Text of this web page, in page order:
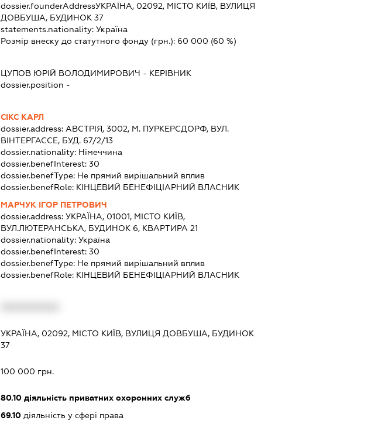
dossier.founderAddressУКРАЇНА, 02092, МІСТО КИЇВ, ВУЛИЦЯ
ДОВБУША, БУДИНОК 37
statements.nationality: Україна
Розмір внеску до статутного фонду (грн.): 60 000 (60 %)
ЦУПОВ ЮРІЙ ВОЛОДИМИРОВИЧ - КЕРІВНИК
dossier.position -
СІКС КАРЛ
dossier.address: АВСТРІЯ, 3002, М. ПУРКЕРСДОРФ, ВУЛ.
ВІНТЕРГАССЕ, БУД. 67/2/13
dossier.nationality: Німеччина
dossier.benefInterest: 30
dossier.benefType: Не прямий вирішальний вплив
dossier.benefRole: КІНЦЕВИЙ БЕНЕФІЦІАРНИЙ ВЛАСНИК
МАРЧУК ІГОР ПЕТРОВИЧ
dossier.address: УКРАЇНА, 01001, МІСТО КИЇВ,
ВУЛ.ЛЮТЕРАНСЬКА, БУДИНОК 6, КВАРТИРА 21
dossier.nationality: Україна
dossier.benefInterest: 30
dossier.benefType: Не прямий вирішальний вплив
dossier.benefRole: КІНЦЕВИЙ БЕНЕФІЦІАРНИЙ ВЛАСНИК
УКРАЇНА, 02092, МІСТО КИЇВ, ВУЛИЦЯ ДОВБУША, БУДИНОК
37
100 000 грн.
80.10діяльність приватних охоронних служб
69.10діяльність у сфері права